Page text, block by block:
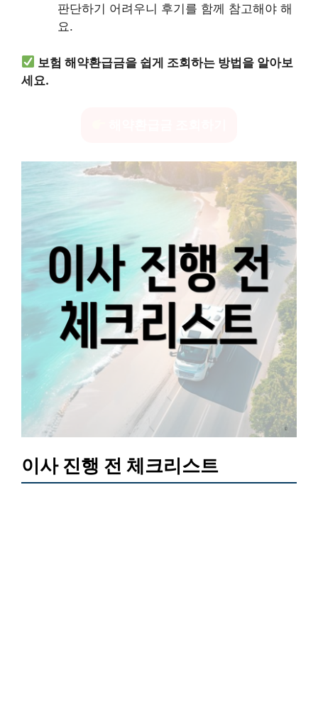
판단하기 어려우니 후기를 함께 참고해야 해
요.
보험 해약환급금을 쉽게 조회하는 방법을 알아보
세요.
이사 진행 전 체크리스트